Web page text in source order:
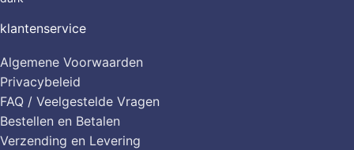
klantenservice
Algemene Voorwaarden
Privacybeleid
FAQ / Veelgestelde Vragen
Bestellen en Betalen
Verzending en Levering